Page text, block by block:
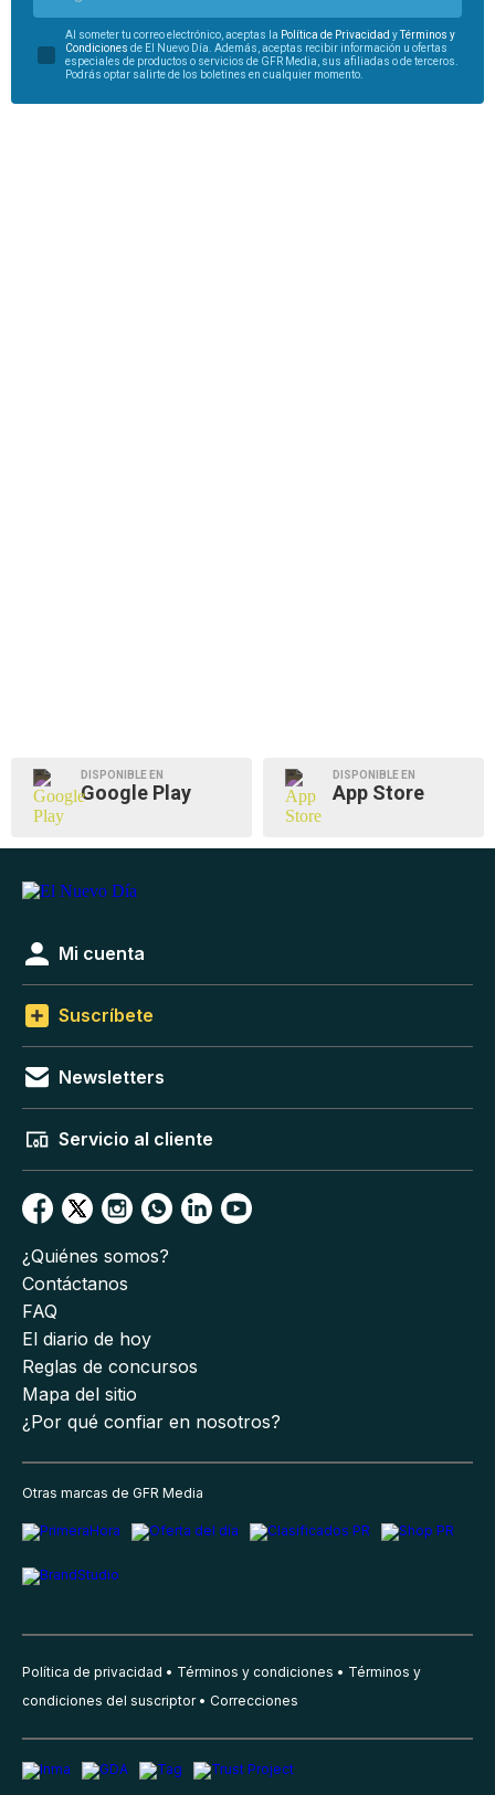
Al someter tu correo electrónico, aceptas la Política de Privacidad yTérminos y
Condiciones de El Nuevo Día. Además, aceptas recibir información u ofertas
especiales de productos o servicios de GFR Media, sus afiliadas o de terceros.
Podrás optar salirte de los boletines en cualquier momento.
DISPONIBLE EN
Google Play
DISPONIBLE EN
App Store
Mi cuenta
Suscríbete
Newsletters
Servicio al cliente
¿Quiénes somos?
Contáctanos
FAQ
El diario de hoy
Reglas de concursos
Mapa del sitio
¿Por qué confiar en nosotros?
Otras marcas de GFR Media
Política de privacidad Términos y condiciones
Términos y
condiciones del suscriptor
Correcciones